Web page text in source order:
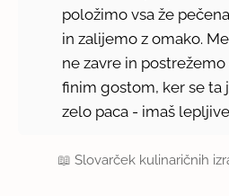
položimo vsa že
in zalijemo z omako.
ne zavre in
finim gostom, ker se ta
zelo paca - imaš
📖Slovarček kulinaričnih